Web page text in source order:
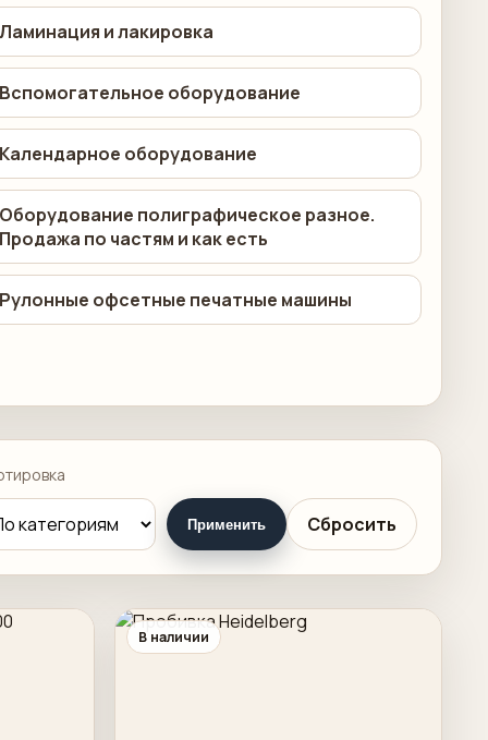
Ламинация и лакировка
Вспомогательное оборудование
Календарное оборудование
Оборудование полиграфическое разное.
Продажа по частям и как есть
Рулонные офсетные печатные машины
Применить Сбросить
В наличии